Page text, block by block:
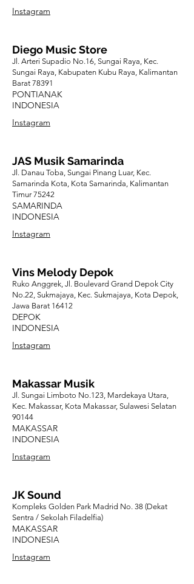
Instagram
Diego Music Store
Jl. Arteri Supadio No.16, Sungai Raya, Kec.
Sungai Raya, Kabupaten Kubu Raya, Kalimantan
Barat 78391
PONTIANAK
INDONESIA
Instagram
JAS Musik Samarinda
Jl. Danau Toba, Sungai Pinang Luar, Kec.
Samarinda Kota, Kota Samarinda, Kalimantan
Timur 75242
SAMARINDA
INDONESIA
Instagram
Vins Melody Depok
Ruko Anggrek, Jl. Boulevard Grand Depok City
No.22, Sukmajaya, Kec. Sukmajaya, Kota Depok,
Jawa Barat 16412
DEPOK
INDONESIA
Instagram
Makassar Musik
Jl. Sungai Limboto No.123, Mardekaya Utara,
Kec. Makassar, Kota Makassar, Sulawesi Selatan
90144
MAKASSAR
INDONESIA
Instagram
JK Sound
Kompleks Golden Park Madrid No. 38 (Dekat
Sentra / Sekolah Filadelfia)
MAKASSAR
INDONESIA
Instagram